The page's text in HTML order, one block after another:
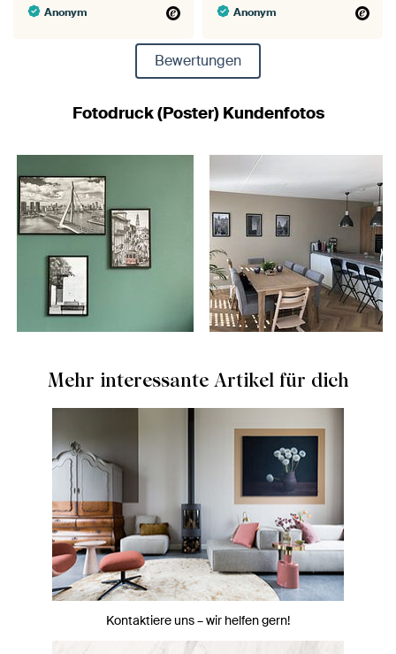
Anonym Anonym
Bewertungen
Fotodruck (Poster) Kundenfotos
Mehr interessante Artikel für dich
Kontaktiere uns – wir helfen gern!